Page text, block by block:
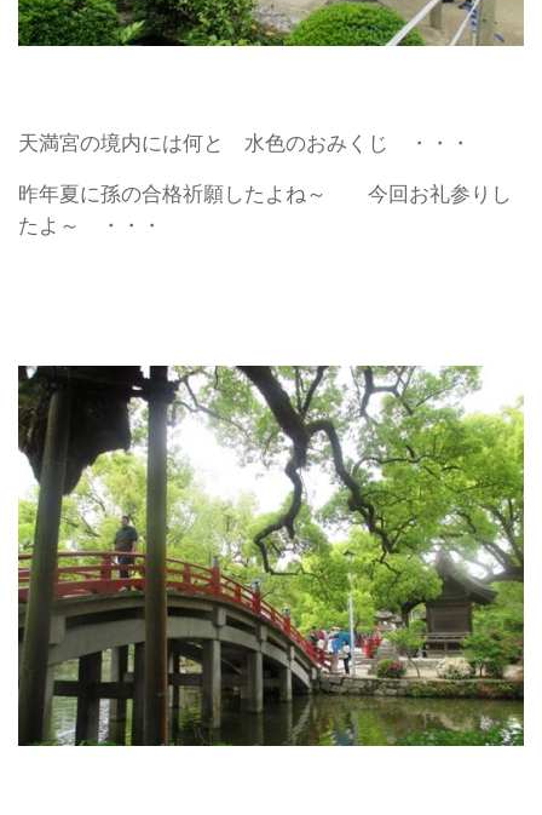
天満宮の境内には何と 水色のおみくじ ・・・
昨年夏に孫の合格祈願したよね～ 今回お礼参りし
たよ～ ・・・